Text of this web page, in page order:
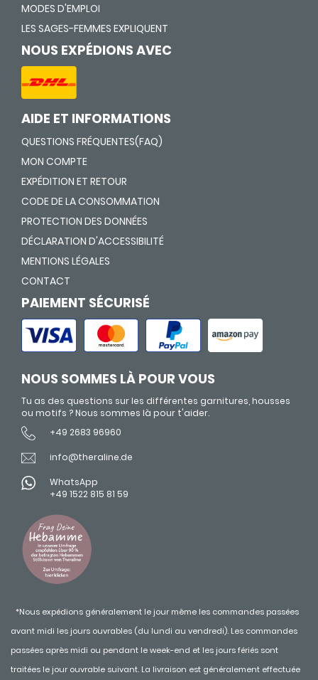
MODES D'EMPLOI
LES SAGES-FEMMES EXPLIQUENT
NOUS EXPÉDIONS AVEC
AIDE ET INFORMATIONS
QUESTIONS FRÉQUENTES(FAQ)
MON COMPTE
EXPÉDITION ET RETOUR
CODE DE LA CONSOMMATION
PROTECTION DES DONNÉES
DÉCLARATION D'ACCESSIBILITÉ
MENTIONS LÉGALES
CONTACT
PAIEMENT SÉCURISÉ
NOUS SOMMES LÀ POUR VOUS
Tu as des questions sur les différentes garnitures, housses
ou motifs ? Nous sommes là pour t'aider.
+49 2683 96960
info@theraline.de
WhatsApp
+49 1522 815 81 59
*Nous expédions généralement le jour même les commandes passées
avant midi les jours ouvrables (du lundi au vendredi). Les commandes
passées après midi ou pendant le week-end et les jours fériés sont
traitées le jour ouvrable suivant. La livraison est généralement effectuée